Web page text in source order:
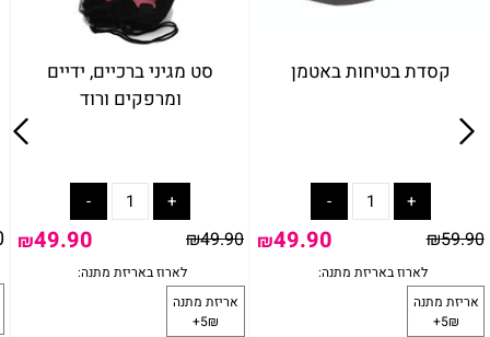
קסדת בטיחות באטמן
₪59.90
₪49.90
קסדה עם תאורת לד M-שחור
₪119.90